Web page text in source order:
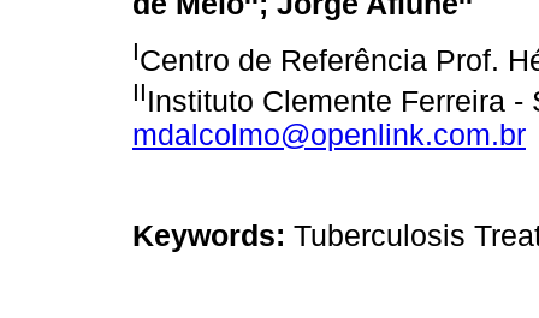
ICentro de Referência Prof.
IIInstituto Clemente Ferreira -
mdalcolmo@openlink.com.br
Keywords: Tuberculosis